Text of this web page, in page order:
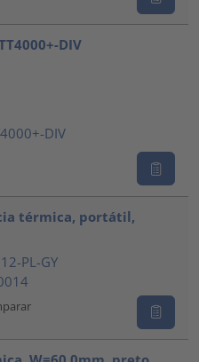
DIV
DIV
térmica, portátil,
PL-GY